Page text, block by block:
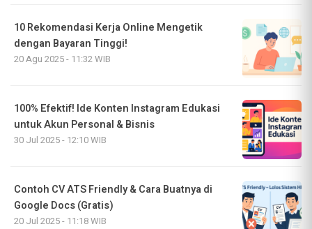
10 Rekomendasi Kerja Online Mengetik
dengan Bayaran Tinggi!
20 Agu 2025 - 11:32 WIB
100% Efektif! Ide Konten Instagram Edukasi
untuk Akun Personal & Bisnis
30 Jul 2025 - 12:10 WIB
Contoh CV ATS Friendly & Cara Buatnya di
Google Docs (Gratis)
20 Jul 2025 - 11:18 WIB